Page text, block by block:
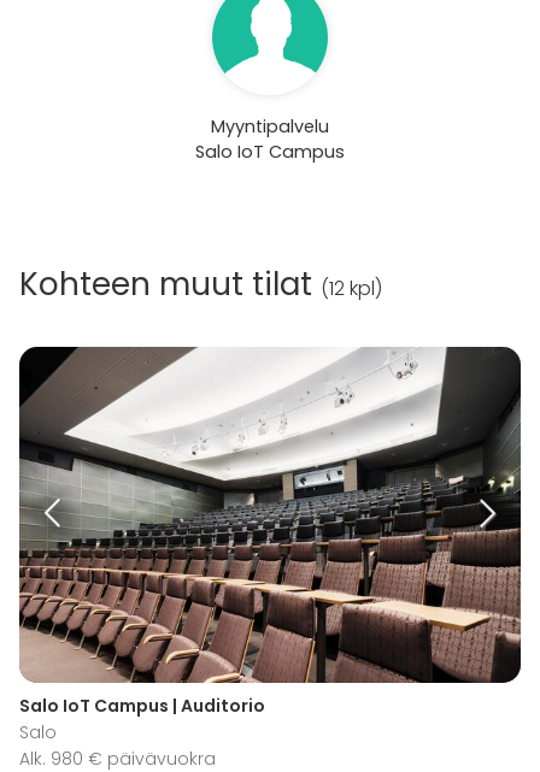
Myyntipalvelu
Salo IoT Campus
Kohteen muut tilat (12 kpl)
Salo IoT Campus | Auditorio
Salo
Alk. 980 € päivävuokra